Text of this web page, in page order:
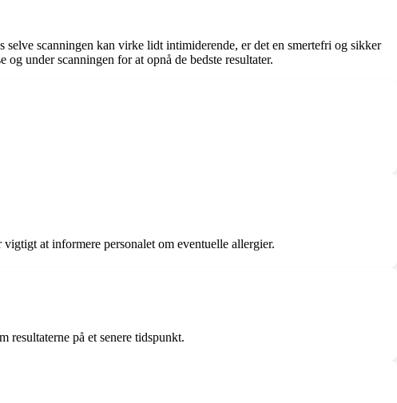
scanningen kan virke lidt intimiderende, er det en smertefri og sikker
under scanningen for at opnå de bedste resultater.
at informere personalet om eventuelle allergier.
resultaterne på et senere tidspunkt.